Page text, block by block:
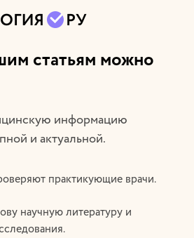
статьям можно
информацию
и актуальной.
практикующие врачи.
научную литературу и